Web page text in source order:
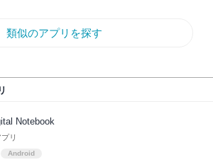
類似のアプリを探す
Notebook
リ
Android